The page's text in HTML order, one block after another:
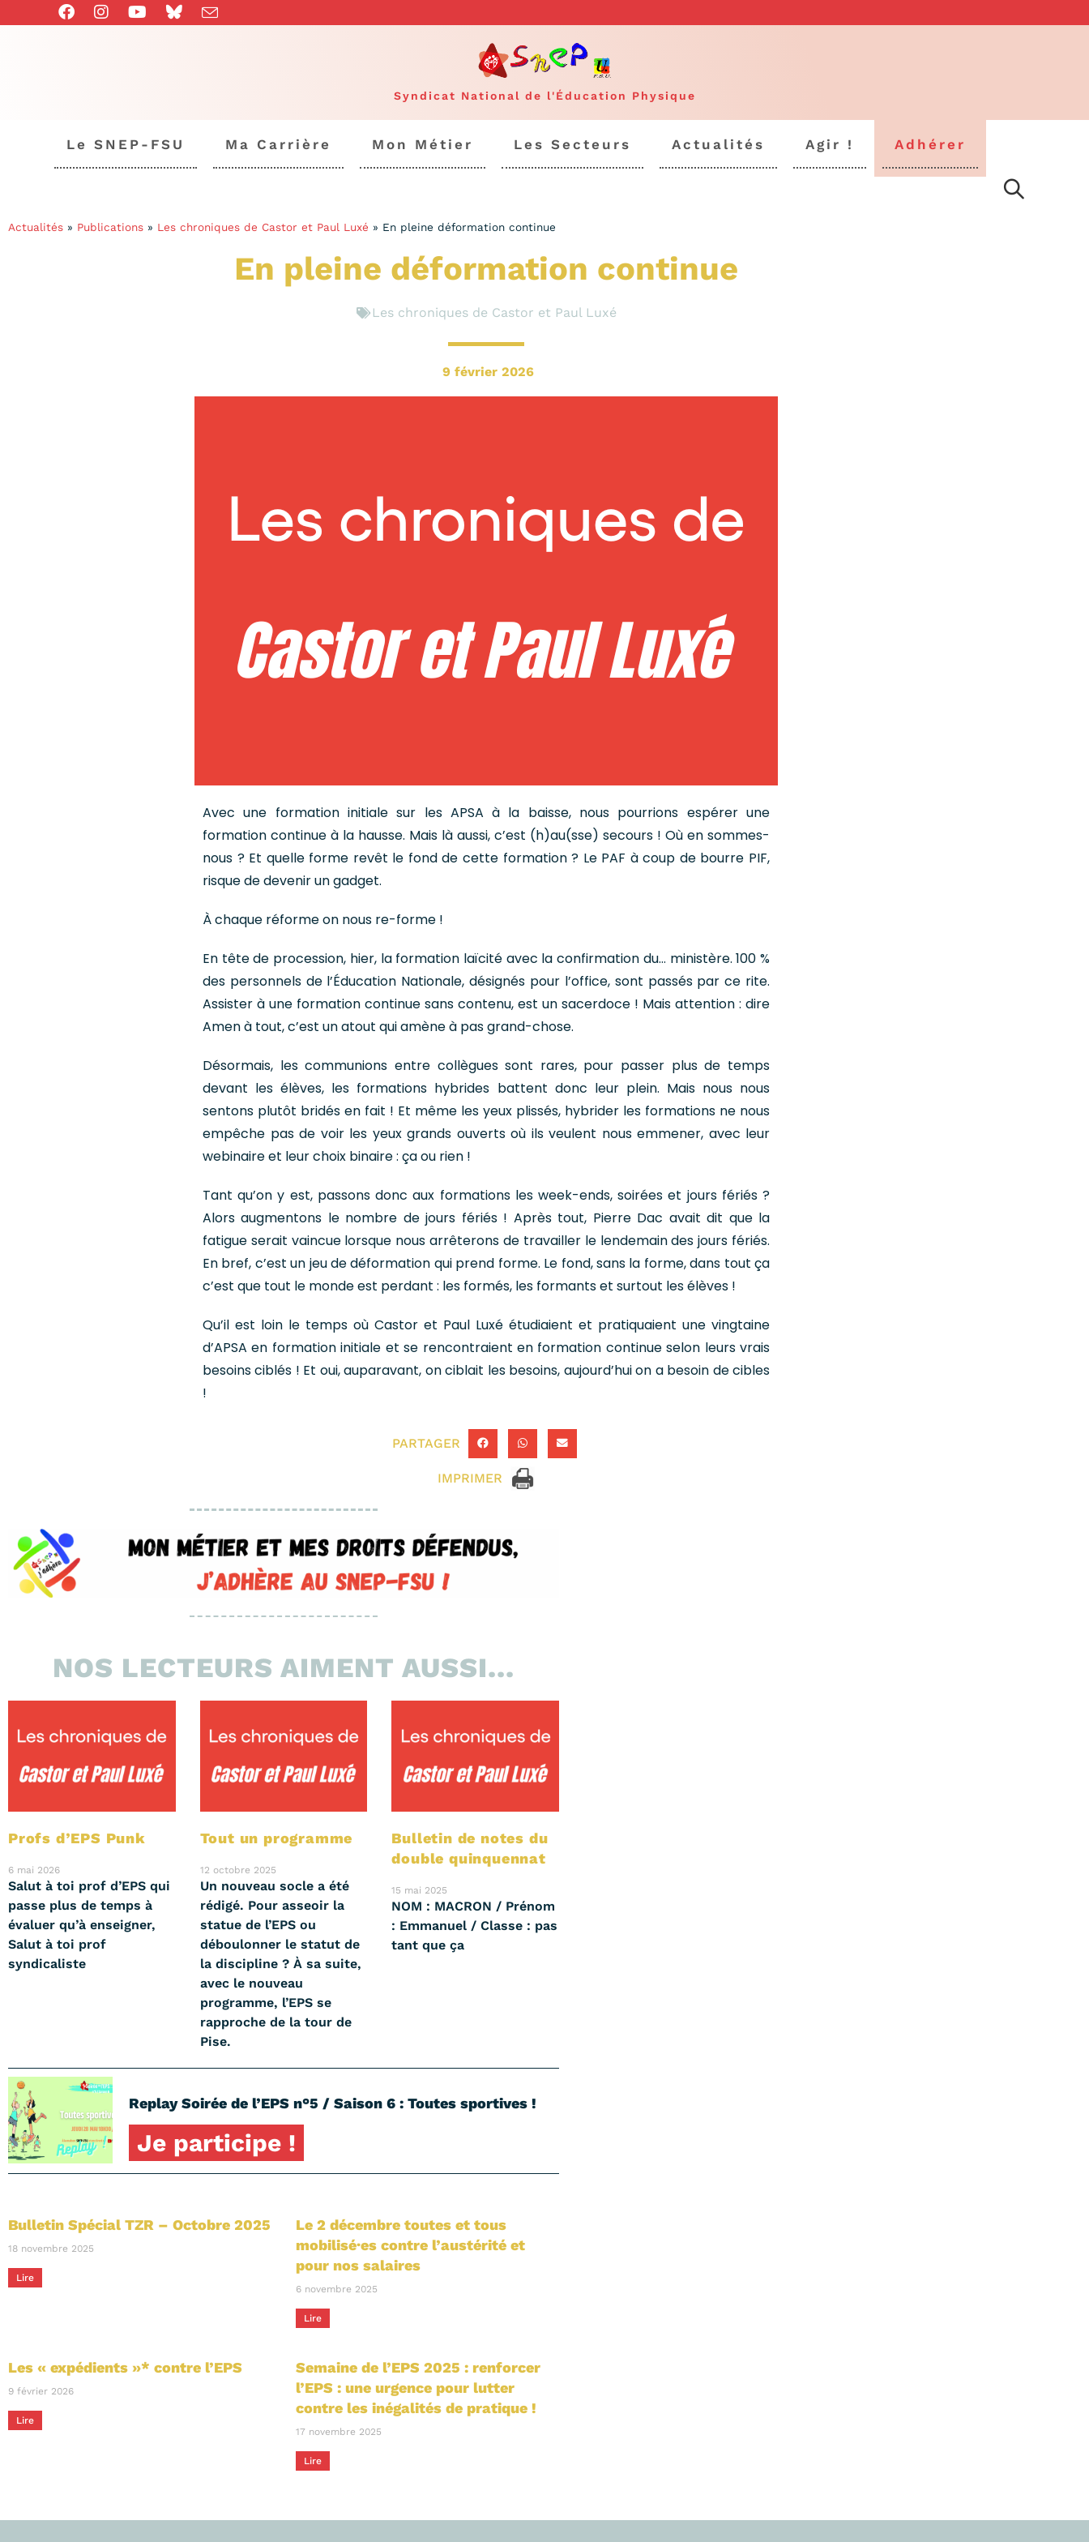
Syndicat National de l'Éducation Physique
Le SNEP-FSU Ma Carrière Mon Métier Les Secteurs Actualités Agir ! Adhérer
Actualités » Publications » Les chroniques de Castor et Paul Luxé » En pleine déformation continue
En pleine déformation continue
Les chroniques de Castor et Paul Luxé
9 février 2026
Avec une formation initiale sur les APSA à la baisse, nous pourrions espérer une
formation continue à la hausse. Mais là aussi, c’est (h)au(sse) secours ! Où en sommes-
nous ? Et quelle forme revêt le fond de cette formation ? Le PAF à coup de bourre PIF,
risque de devenir un gadget.
À chaque réforme on nous re-forme !
En tête de procession, hier, la formation laïcité avec la confirmation du… ministère. 100 %
des personnels de l’Éducation Nationale, désignés pour l’office, sont passés par ce rite.
Assister à une formation continue sans contenu, est un sacerdoce ! Mais attention : dire
Amen à tout, c’est un atout qui amène à pas grand-chose.
Désormais, les communions entre collègues sont rares, pour passer plus de temps
devant les élèves, les formations hybrides battent donc leur plein. Mais nous nous
sentons plutôt bridés en fait ! Et même les yeux plissés, hybrider les formations ne nous
empêche pas de voir les yeux grands ouverts où ils veulent nous emmener, avec leur
webinaire et leur choix binaire : ça ou rien !
Tant qu’on y est, passons donc aux formations les week-ends, soirées et jours fériés ?
Alors augmentons le nombre de jours fériés ! Après tout, Pierre Dac avait dit que la
fatigue serait vaincue lorsque nous arrêterons de travailler le lendemain des jours fériés.
En bref, c’est un jeu de déformation qui prend forme. Le fond, sans la forme, dans tout ça
c’est que tout le monde est perdant : les formés, les formants et surtout les élèves !
Qu’il est loin le temps où Castor et Paul Luxé étudiaient et pratiquaient une vingtaine
d’APSA en formation initiale et se rencontraient en formation continue selon leurs vrais
besoins ciblés ! Et oui, auparavant, on ciblait les besoins, aujourd’hui on a besoin de cibles
!
PARTAGER
IMPRIMER
NOS LECTEURS AIMENT AUSSI...
Profs d’EPS Punk
6 mai 2026
Salut à toi prof d’EPS qui
passe plus de temps à
évaluer qu’à enseigner,
Salut à toi prof
syndicaliste
Tout un programme
12 octobre 2025
Un nouveau socle a été
rédigé. Pour asseoir la
statue de l’EPS ou
déboulonner le statut de
la discipline ? À sa suite,
avec le nouveau
programme, l’EPS se
rapproche de la tour de
Pise.
Bulletin de notes du
double quinquennat
15 mai 2025
NOM : MACRON / Prénom
: Emmanuel / Classe : pas
tant que ça
Replay Soirée de l’EPS n°5 / Saison 6 : Toutes sportives !
Je participe !
Bulletin Spécial TZR – Octobre 2025
18 novembre 2025
Lire
Le 2 décembre toutes et tous
mobilisé·es contre l’austérité et
pour nos salaires
6 novembre 2025
Lire
Les « expédients »* contre l’EPS
9 février 2026
Lire
Semaine de l’EPS 2025 : renforcer
l’EPS : une urgence pour lutter
contre les inégalités de pratique !
17 novembre 2025
Lire